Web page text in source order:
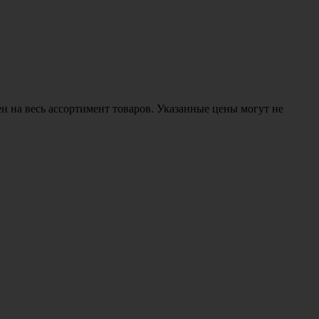
весь ассортимент товаров. Указанные цены могут не